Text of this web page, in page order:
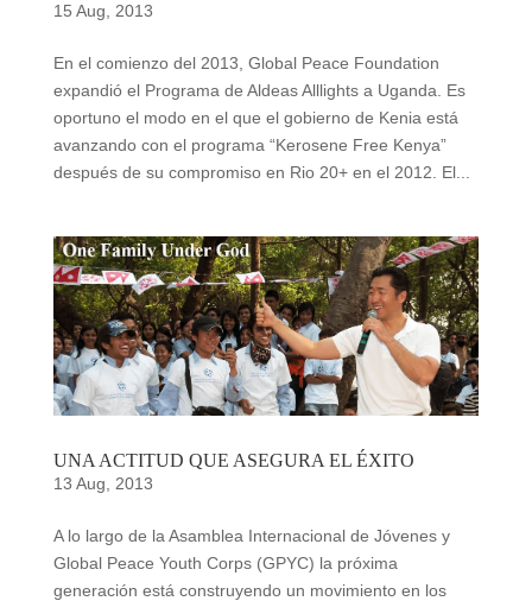
15 Aug, 2013
En el comienzo del 2013, Global Peace Foundation
expandió el Programa de Aldeas Alllights a Uganda. Es
oportuno el modo en el que el gobierno de Kenia está
avanzando con el programa “Kerosene Free Kenya”
después de su compromiso en Rio 20+ en el 2012. El...
UNA ACTITUD QUE ASEGURA EL ÉXITO
13 Aug, 2013
A lo largo de la Asamblea Internacional de Jóvenes y
Global Peace Youth Corps (GPYC) la próxima
generación está construyendo un movimiento en los